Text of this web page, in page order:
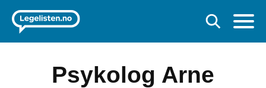
Psykolog Arne